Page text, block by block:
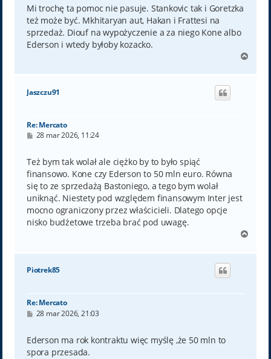
t
Mi trochę ta pomoc nie pasuje. Stankovic tak i Goretzka
też może być. Mkhitaryan aut, Hakan i Frattesi na
sprzedaż. Diouf na wypożyczenie a za niego Kone albo
Ederson i wtedy byłoby kozacko.
g
Jaszczu91
Re: Mercato
P
t
28 mar 2026, 11:24
Też bym tak wolał ale ciężko by to było spiąć
finansowo. Kone czy Ederson to 50 mln euro. Równa
się to ze sprzedażą Bastoniego, a tego bym wolał
uniknąć. Niestety pod względem finansowym Inter jest
mocno ograniczony przez właścicieli. Dlatego opcje
nisko budżetowe trzeba brać pod uwagę.
g
Piotrek85
Re: Mercato
P
t
28 mar 2026, 21:03
Ederson ma rok kontraktu więc myślę ,że 50 mln to
spora przesada.